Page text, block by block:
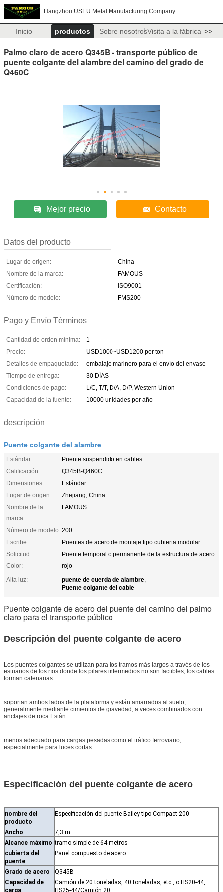
Hangzhou USEU Metal Manufacturing Company
Inicio productos Sobre nosotrosVisita a la fábrica >>
Palmo claro de acero Q345B - transporte público de
puente colgante del alambre del camino del grado de
Q460C
Mejor precio Contacto
Datos del producto
Lugar de origen:
China
Nombre de la marca:
FAMOUS
Certificación:
ISO9001
Número de modelo:
FMS200
Pago y Envío Términos
Cantidad de orden mínima:
1
Precio:
USD1000~USD1200 per ton
Detalles de empaquetado:
embalaje marinero para el envío del envase
Tiempo de entrega:
30 DÍAS
Condiciones de pago:
L/C, T/T, D/A, D/P, Western Union
Capacidad de la fuente:
10000 unidades por año
descripción
Puente colgante del alambre
Estándar:
Puente suspendido en cables
Calificación:
Q345B-Q460C
Dimensiones:
Estándar
Lugar de origen:
Zhejiang, China
Nombre de la
marca:
FAMOUS
Número de modelo: 200
Escribe:
Puentes de acero de montaje tipo cubierta modular
Solicitud:
Puente temporal o permanente de la estructura de acero
Color:
rojo
Alta luz:
puente de cuerda de alambre,
Puente colgante del cable
Puente colgante de acero del puente del camino del palmo
claro para el transporte público
Descripción del puente colgante de acero
Los puentes colgantes se utilizan para los tramos más largos a través de los
estuarios de los ríos donde los pilares intermedios no son factibles, los cables
forman catenarias
soportan ambos lados de la plataforma y están amarrados al suelo,
generalmente mediante cimientos de gravedad, a veces combinados con
anclajes de roca.Están
menos adecuado para cargas pesadas como el tráfico ferroviario,
especialmente para luces cortas.
Especificación del puente colgante de acero
nombre del
producto
Especificación del puente Bailey tipo Compact 200
Ancho
7,3 m
Alcance máximo tramo simple de 64 metros
cubierta del
puente
Panel compuesto de acero
Grado de acero
Q345B
Capacidad de
carga
Camión de 20 toneladas, 40 toneladas, etc., o HS20-44,
HS25-44/Camión 20